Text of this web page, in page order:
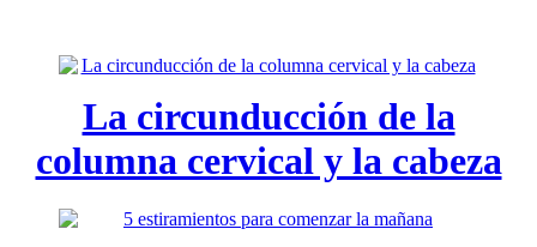
La circunducción de la
columna cervical y la cabeza